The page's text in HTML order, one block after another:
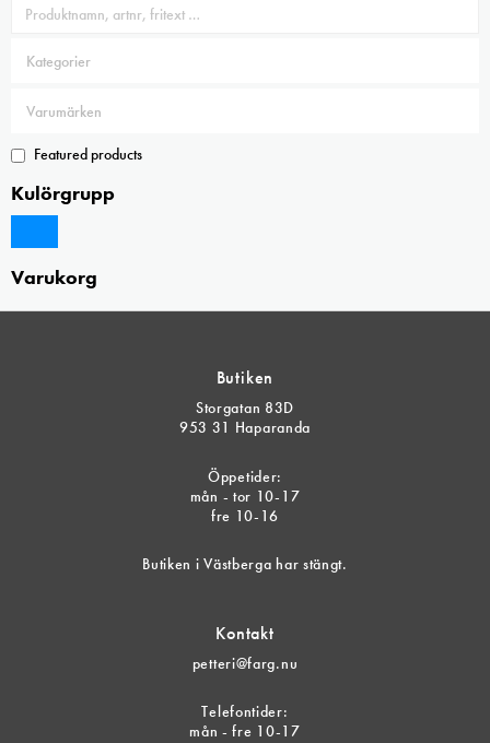
Featured products
Kulörgrupp
Varukorg
Butiken
Storgatan 83D
953 31 Haparanda
Öppetider:
mån - tor 10-17
fre 10-16
Butiken i Västberga har stängt.
Kontakt
petteri@farg.nu
Telefontider:
mån - fre 10-17